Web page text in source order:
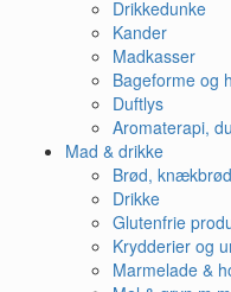
Drikkedunke
Kander
Madkasser
Bageforme og
Duftlys
Aromaterapi,
Mad & drikke
Brød,
Drikke
Glutenfrie
Krydderier og
Marmelade &